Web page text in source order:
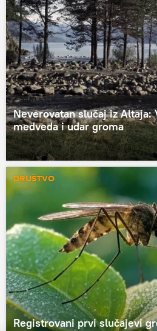
Neverovatan slučaj iz Altaja:
medveda i udar groma
DRUŠTVO
Registrovani prvi slučajevi